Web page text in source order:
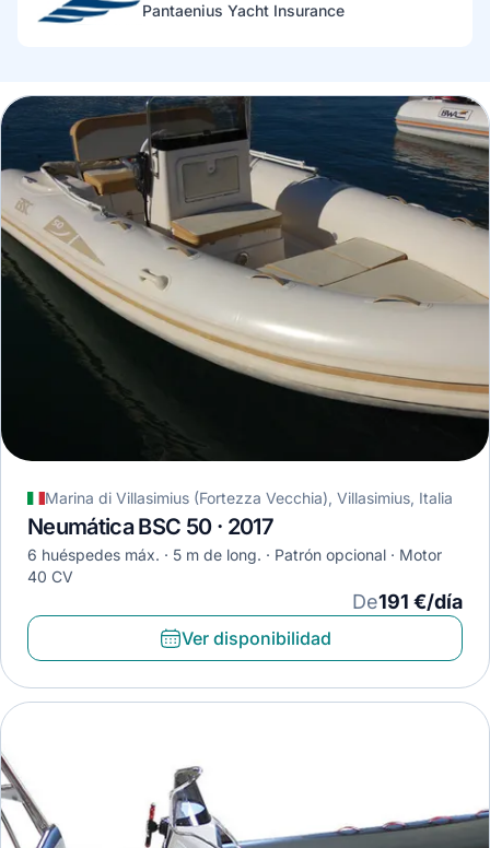
Pantaenius Yacht Insurance
Marina di Villasimius (Fortezza Vecchia), Villasimius, Italia
Neumática BSC 50 · 2017
6 huéspedes máx. 5 m de long. Patrón opcional
Motor
40 CV
De191 €/día
Ver disponibilidad